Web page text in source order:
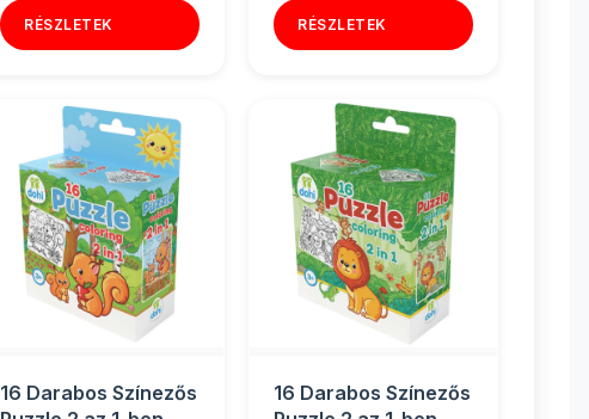
RÉSZLETEK RÉSZLETEK
16 Darabos Színezős
16 Darabos Színezős